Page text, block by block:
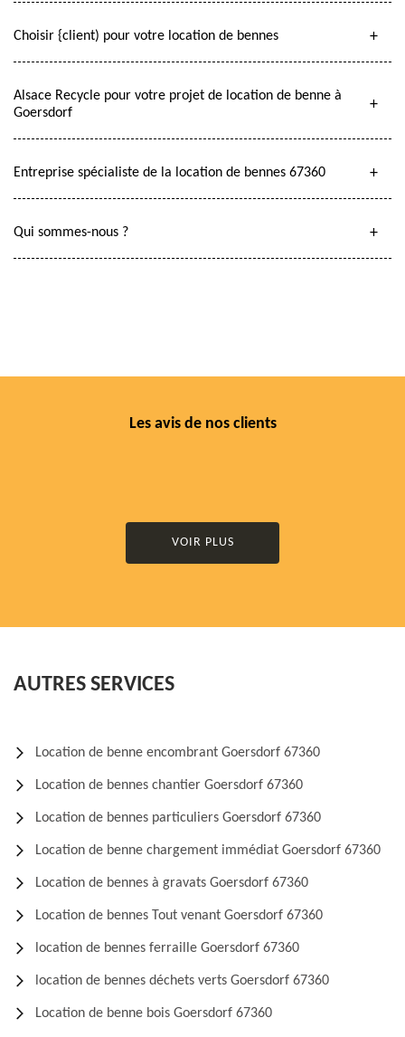
Choisir {client) pour votre location de bennes
Alsace Recycle pour votre projet de location de benne à
Goersdorf
Entreprise spécialiste de la location de bennes 67360
Qui sommes-nous ?
Les avis de nos clients
VOIR PLUS
AUTRES SERVICES
Location de benne encombrant Goersdorf 67360
Location de bennes chantier Goersdorf 67360
Location de bennes particuliers Goersdorf 67360
Location de benne chargement immédiat Goersdorf 67360
Location de bennes à gravats Goersdorf 67360
Location de bennes Tout venant Goersdorf 67360
location de bennes ferraille Goersdorf 67360
location de bennes déchets verts Goersdorf 67360
Location de benne bois Goersdorf 67360